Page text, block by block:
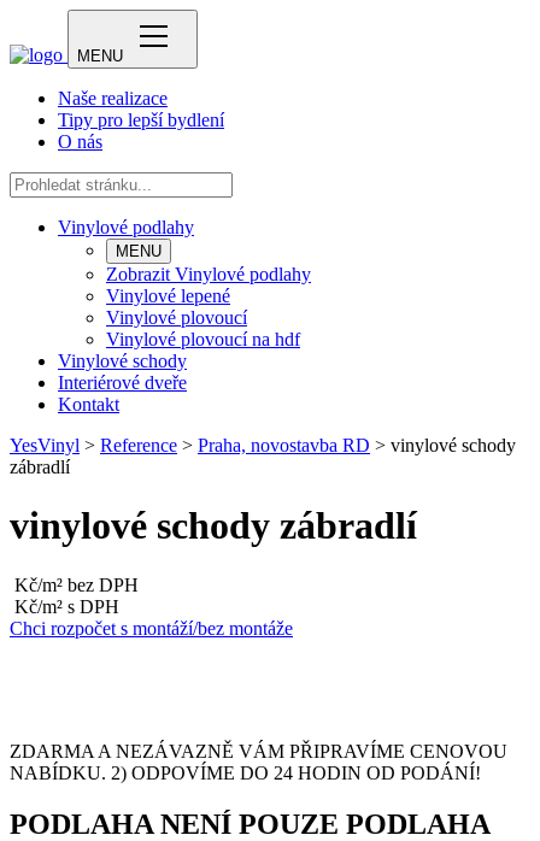
MENU
Naše realizace
Tipy pro lepší bydlení
O nás
Vinylové podlahy
MENU
Zobrazit Vinylové podlahy
Vinylové lepené
Vinylové plovoucí
Vinylové plovoucí na hdf
Vinylové schody
Interiérové dveře
Kontakt
YesVinyl > Reference > Praha, novostavba RD > vinylové schody
zábradlí
vinylové schody zábradlí
Kč/m² bez DPH
Kč/m² s DPH
Chci rozpočet s montáží/bez montáže
ZDARMA A NEZÁVAZNĚ VÁM PŘIPRAVÍME CENOVOU
NABÍDKU. 2) ODPOVÍME DO 24 HODIN OD PODÁNÍ!
PODLAHA NENÍ POUZE PODLAHA